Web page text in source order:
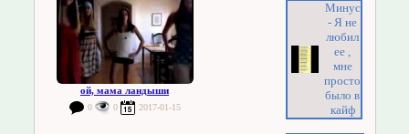
ой, мама ландыши
0 0 2017-01-15
Минус
- Я не
любил
ее ,
мне
просто
было в
кайф